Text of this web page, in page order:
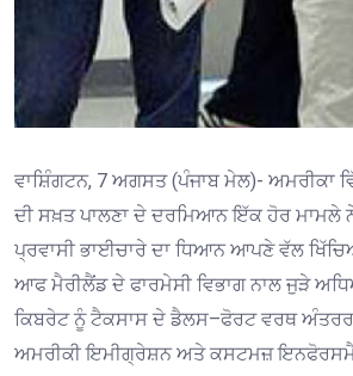
ਵਾਸ਼ਿੰਗਟਨ, 7 ਅਗਸਤ (ਪੰਜਾਬ ਮੇਲ)- ਅਮਰੀਕਾ
ਦੀ ਸਖ਼ਤ ਪਾਲਣਾ ਦੇ ਦਰਮਿਆਨ ਇੱਕ ਹੋਰ ਮਾਮਲੇ
ਪ੍ਰਵਾਸੀ ਭਾਈਚਾਰੇ ਦਾ ਧਿਆਨ ਆਪਣੇ ਵੱਲ
ਆਫ ਮੈਰੀਲੈਂਡ ਦੇ ਫਾਰਮੇਸੀ ਵਿਭਾਗ ਨਾਲ ਜੁੜੇ
ਕਿਬਰੇਟ ਨੂੰ ਟੈਕਸਾਸ ਦੇ ਡੈਲਸ–ਫੋਰਟ ਵਰਥ
ਅਮਰੀਕੀ ਇਮੀਗ੍ਰੇਸ਼ਨ ਅਤੇ ਕਸਟਮਜ਼